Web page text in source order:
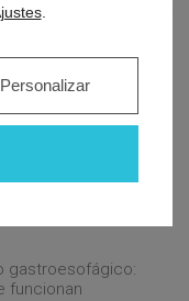
a tiempo
qué hay detrás
gastroesofágico:
funcionan
.
Personalizar